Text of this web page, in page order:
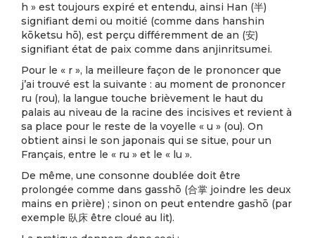
h » est toujours expiré et entendu, ainsi Han (半)
signifiant demi ou moitié (comme dans hanshin
kōketsu hō), est perçu différemment de an (安)
signifiant état de paix comme dans anjinritsumei.
Pour le « r », la meilleure façon de le prononcer que
j’ai trouvé est la suivante : au moment de prononcer
ru (rou), la langue touche brièvement le haut du
palais au niveau de la racine des incisives et revient à
sa place pour le reste de la voyelle « u » (ou). On
obtient ainsi le son japonais qui se situe, pour un
Français, entre le « ru » et le « lu ».
De même, une consonne doublée doit être
prolongée comme dans gasshō (合掌 joindre les deux
mains en prière) ; sinon on peut entendre gashō (par
exemple 臥床 être cloué au lit).